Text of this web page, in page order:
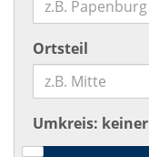
Ortsteil
Umkreis: keiner